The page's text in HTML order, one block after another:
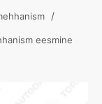
/
eesmine